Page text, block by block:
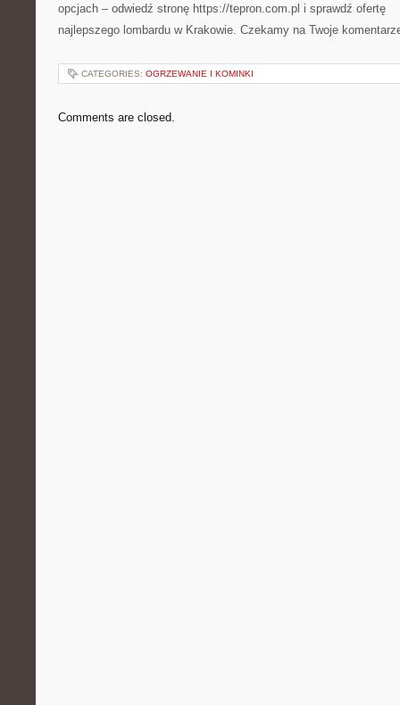
opcjach – odwiedź stronę https://tepron.com.pl i sprawdź ofertę
najlepszego lombardu w Krakowie. Czekamy na Twoje
CATEGORIES: OGRZEWANIE I KOMINKI
Comments are closed.